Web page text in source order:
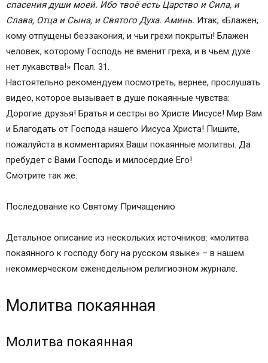
спасения души моей. Ибо твоё есть Царство и Сила, и
Слава, Отца и Сына, и Святого Духа. Аминь. Итак, «Блажен,
кому отпущены беззакония, и чьи грехи покрыты! Блажен
человек, которому Господь не вменит греха, и в чьем духе
нет лукавства!» Псал. 31.
Настоятельно рекомендуем посмотреть, вернее, прослушать
видео, которое вызывает в душе покаянные чувства:
Дорогие друзья! Братья и сестры во Христе Иисусе! Мир Вам
и Благодать от Господа нашего Иисуса Христа! Пишите,
пожалуйста в комментариях Ваши покаянные молитвы. Да
пребудет с Вами Господь и милосердие Его!
Смотрите так же:
Последование ко Святому Причащению
Детальное описание из нескольких источников: «молитва
покаянного к господу богу на русском языке» – в нашем
некоммерческом еженедельном религиозном журнале.
Молитва покаянная
Молитва покаянная